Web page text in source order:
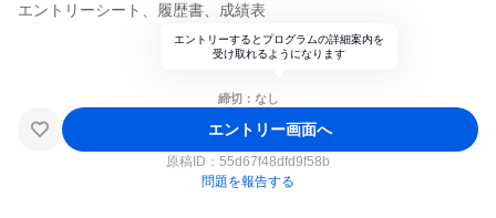
エントリーシート、履歴書、成績表
エントリーするとプログラムの詳細案内を
受け取れるようになります
締切：なし
エントリー画面へ
原稿ID： 55d67f48dfd9f58b
問題を報告する